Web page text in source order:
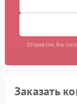
Отправляя, Вы
Заказать